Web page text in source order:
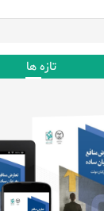
تازه ها